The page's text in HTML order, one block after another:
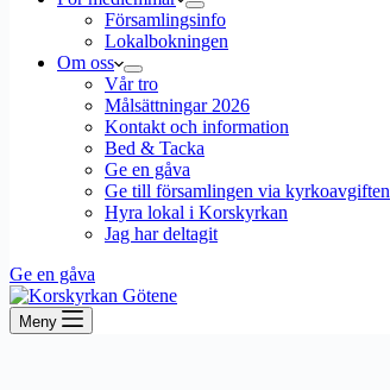
Församlingsinfo
Lokalbokningen
Om oss
Vår tro
Målsättningar 2026
Kontakt och information
Bed & Tacka
Ge en gåva
Ge till församlingen via kyrkoavgiften
Hyra lokal i Korskyrkan
Jag har deltagit
Ge en gåva
Meny